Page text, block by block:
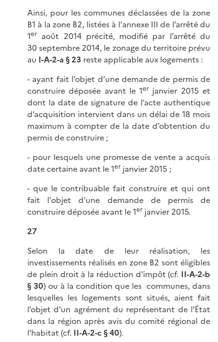
Ainsi, pour les communes déclassées de la zone
B1 à la zone B2, listées à l'annexe III de l’arrêté du
1er août 2014 précité, modifié par l’arrêté du
30 septembre 2014, le zonage du territoire prévu
au I-A-2-a § 23 reste applicable aux logements :
- ayant fait l’objet d’une demande de permis de
construire déposée avant le 1er janvier 2015 et
dont la date de signature de l’acte authentique
d’acquisition intervient dans un délai de 18 mois
maximum à compter de la date d’obtention du
permis de construire ;
- pour lesquels une promesse de vente a acquis
date certaine avant le 1er janvier 2015 ;
- que le contribuable fait construire et qui ont
fait l'objet d'une demande de permis de
construire déposée avant le 1er janvier 2015.
27
Selon la date de leur réalisation, les
investissements réalisés en zone B2 sont éligibles
de plein droit à la réduction d'impôt (cf. II-A-2-b
§ 30) ou à la condition que les communes, dans
lesquelles les logements sont situés, aient fait
l’objet d'un agrément du représentant de l’État
dans la région après avis du comité régional de
l'habitat (cf. II-A-2-c § 40).